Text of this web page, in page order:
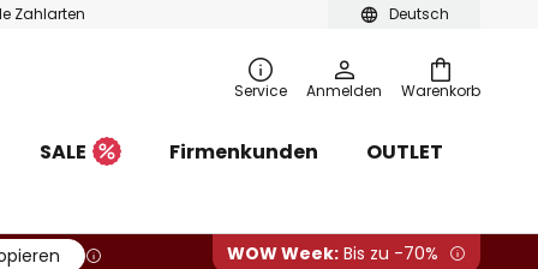
Deutsch
Zahlarten
Warenkorb
Service Anmelden
SALE Firmenkunden OUTLET
WOW Week: Bis zu -70%